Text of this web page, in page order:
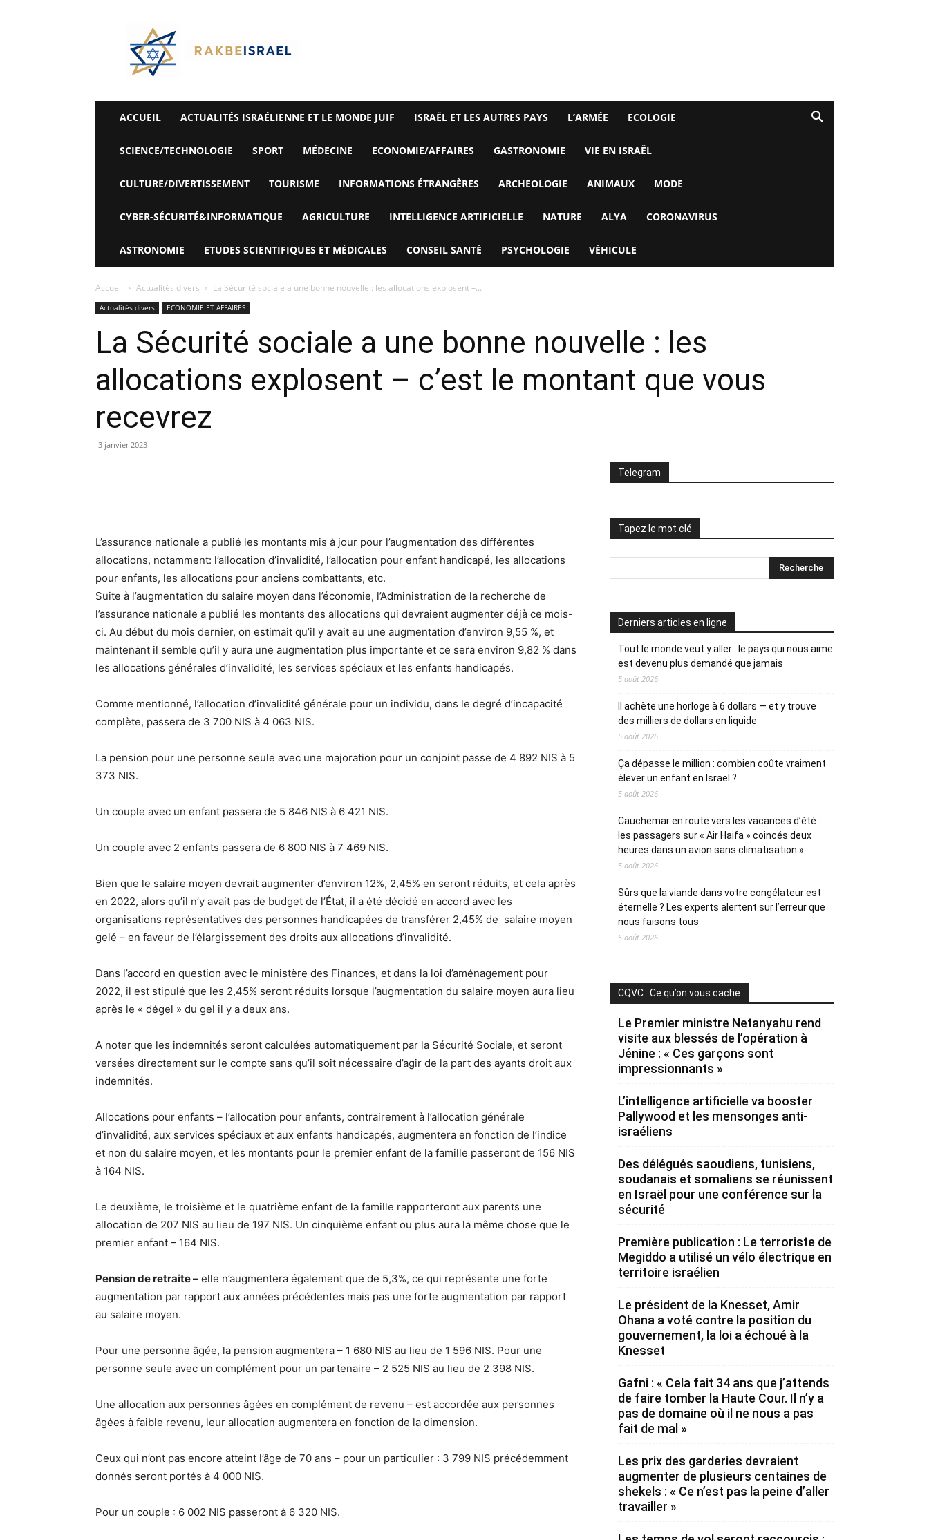
Rak
Be
Israel-
Alyaexpress-
News
ACCUEIL ACTUALITÉS ISRAÉLIENNE ET LE MONDE JUIF ISRAËL ET LES AUTRES PAYS L’ARMÉE ECOLOGIE
SCIENCE/TECHNOLOGIE SPORT MÉDECINE ECONOMIE/AFFAIRES GASTRONOMIE VIE EN ISRAËL
CULTURE/DIVERTISSEMENT TOURISME INFORMATIONS ÉTRANGÈRES ARCHEOLOGIE ANIMAUX MODE
CYBER-SÉCURITÉ&INFORMATIQUE AGRICULTURE INTELLIGENCE ARTIFICIELLE NATURE ALYA CORONAVIRUS
ASTRONOMIE ETUDES SCIENTIFIQUES ET MÉDICALES CONSEIL SANTÉ PSYCHOLOGIE VÉHICULE
Accueil Actualités divers La Sécurité sociale a une bonne nouvelle : les allocations explosent –...
Actualités divers ECONOMIE ET ​​AFFAIRES
La Sécurité sociale a une bonne nouvelle : les
allocations explosent – c’est le montant que vous
recevrez
3 janvier 2023
L’assurance nationale a publié les montants mis à jour pour l’augmentation des différentes
allocations, notamment: l’allocation d’invalidité, l’allocation pour enfant handicapé, les allocations
pour enfants, les allocations pour anciens combattants, etc.
Suite à l’augmentation du salaire moyen dans l’économie, l’Administration de la recherche de
l’assurance nationale a publié les montants des allocations qui devraient augmenter déjà ce mois-
ci. Au début du mois dernier, on estimait qu’il y avait eu une augmentation d’environ 9,55 %, et
maintenant il semble qu’il y aura une augmentation plus importante et ce sera environ 9,82 % dans
les allocations générales d’invalidité, les services spéciaux et les enfants handicapés.
Comme mentionné, l’allocation d’invalidité générale pour un individu, dans le degré d’incapacité
complète, passera de 3 700 NIS à 4 063 NIS.
La pension pour une personne seule avec une majoration pour un conjoint passe de 4 892 NIS à 5
373 NIS.
Un couple avec un enfant passera de 5 846 NIS à 6 421 NIS.
Un couple avec 2 enfants passera de 6 800 NIS à 7 469 NIS.
Bien que le salaire moyen devrait augmenter d’environ 12%, 2,45% en seront réduits, et cela après
en 2022, alors qu’il n’y avait pas de budget de l’État, il a été décidé en accord avec les
organisations représentatives des personnes handicapées de transférer 2,45% de salaire moyen
gelé – en faveur de l’élargissement des droits aux allocations d’invalidité.
Dans l’accord en question avec le ministère des Finances, et dans la loi d’aménagement pour
2022, il est stipulé que les 2,45% seront réduits lorsque l’augmentation du salaire moyen aura lieu
après le « dégel » du gel il y a deux ans.
A noter que les indemnités seront calculées automatiquement par la Sécurité Sociale, et seront
versées directement sur le compte sans qu’il soit nécessaire d’agir de la part des ayants droit aux
indemnités.
Allocations pour enfants – l’allocation pour enfants, contrairement à l’allocation générale
d’invalidité, aux services spéciaux et aux enfants handicapés, augmentera en fonction de l’indice
et non du salaire moyen, et les montants pour le premier enfant de la famille passeront de 156 NIS
à 164 NIS.
Le deuxième, le troisième et le quatrième enfant de la famille rapporteront aux parents une
allocation de 207 NIS au lieu de 197 NIS. Un cinquième enfant ou plus aura la même chose que le
premier enfant – 164 NIS.
Pension de retraite – elle n’augmentera également que de 5,3%, ce qui représente une forte
augmentation par rapport aux années précédentes mais pas une forte augmentation par rapport
au salaire moyen.
Pour une personne âgée, la pension augmentera – 1 680 NIS au lieu de 1 596 NIS. Pour une
personne seule avec un complément pour un partenaire – 2 525 NIS au lieu de 2 398 NIS.
Une allocation aux personnes âgées en complément de revenu – est accordée aux personnes
âgées à faible revenu, leur allocation augmentera en fonction de la dimension.
Ceux qui n’ont pas encore atteint l’âge de 70 ans – pour un particulier : 3 799 NIS précédemment
donnés seront portés à 4 000 NIS.
Pour un couple : 6 002 NIS passeront à 6 320 NIS.
Telegram
Tapez le mot clé
Derniers articles en ligne
Tout le monde veut y aller : le pays qui nous aime
est devenu plus demandé que jamais
5 août 2026
Il achète une horloge à 6 dollars — et y trouve
des milliers de dollars en liquide
5 août 2026
Ça dépasse le million : combien coûte vraiment
élever un enfant en Israël ?
5 août 2026
Cauchemar en route vers les vacances d’été :
les passagers sur « Air Haifa » coincés deux
heures dans un avion sans climatisation »
5 août 2026
Sûrs que la viande dans votre congélateur est
éternelle ? Les experts alertent sur l’erreur que
nous faisons tous
5 août 2026
CQVC : Ce qu’on vous cache
Le Premier ministre Netanyahu rend
visite aux blessés de l’opération à
Jénine : « Ces garçons sont
impressionnants »
L’intelligence artificielle va booster
Pallywood et les mensonges anti-
israéliens
Des délégués saoudiens, tunisiens,
soudanais et somaliens se réunissent
en Israël pour une conférence sur la
sécurité
Première publication : Le terroriste de
Megiddo a utilisé un vélo électrique en
territoire israélien
Le président de la Knesset, Amir
Ohana a voté contre la position du
gouvernement, la loi a échoué à la
Knesset
Gafni : « Cela fait 34 ans que j’attends
de faire tomber la Haute Cour. Il n’y a
pas de domaine où il ne nous a pas
fait de mal »
Les prix des garderies devraient
augmenter de plusieurs centaines de
shekels : « Ce n’est pas la peine d’aller
travailler »